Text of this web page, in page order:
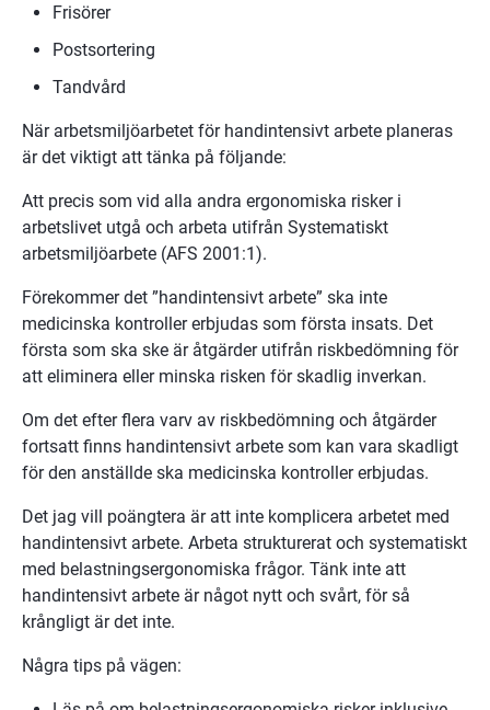
Frisörer
Postsortering
Tandvård
När arbetsmiljöarbetet för handintensivt arbete planeras
är det viktigt att tänka på följande:
Att precis som vid alla andra ergonomiska risker i
arbetslivet utgå och arbeta utifrån Systematiskt
arbetsmiljöarbete (AFS 2001:1).
Förekommer det ”handintensivt arbete” ska inte
medicinska kontroller erbjudas som första insats. Det
första som ska ske är åtgärder utifrån riskbedömning för
att eliminera eller minska risken för skadlig inverkan.
Om det efter flera varv av riskbedömning och åtgärder
fortsatt finns handintensivt arbete som kan vara skadligt
för den anställde ska medicinska kontroller erbjudas.
Det jag vill poängtera är att inte komplicera arbetet med
handintensivt arbete. Arbeta strukturerat och systematiskt
med belastningsergonomiska frågor. Tänk inte att
handintensivt arbete är något nytt och svårt, för så
krångligt är det inte.
Några tips på vägen: